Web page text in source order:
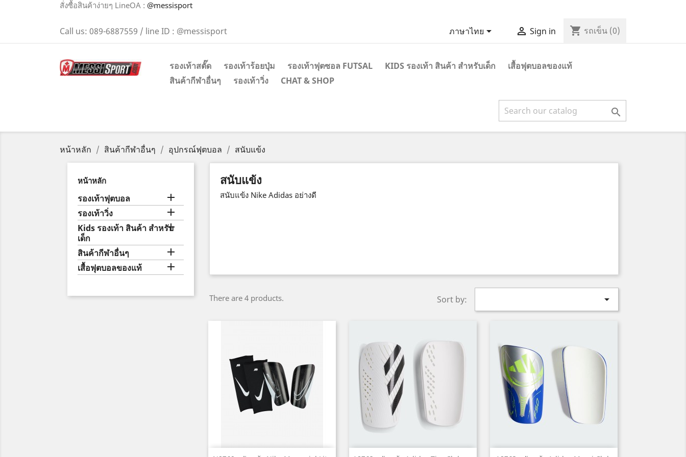
สั่งซื้อสินค้าง่ายๆ LineOA : @messisport
Call us: 089-6887559 / line ID : @messisport ภาษาไทย  Sign in shopping_cart รถเข็น (0)
รองเท้าสตั๊ด รองเท้าร้อยปุ่ม รองเท้าฟุตซอล FUTSAL KIDS รองเท้า สินค้า สำหรับเด็ก
เสื้อฟุตบอลของแท้
สินค้ากีฬาอื่นๆ
รองเท้าวิ่ง CHAT & SHOP

หน้าหลัก สินค้ากีฬาอื่นๆ อุปกรณ์ฟุตบอล สนับแข้ง
หน้าหลัก
รองเท้าฟุตบอล 
รองเท้าวิ่ง 
Kids รองเท้า สินค้า สำหรับ
เด็ก

สินค้ากีฬาอื่นๆ 
เสื้อฟุตบอลของแท้ 
สนับแข้ง
สนับแข้ง Nike Adidas อย่างดี
There are 4 products. Sort by: 